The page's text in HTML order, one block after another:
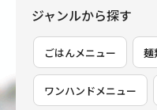
ジャンルから探す
ごはんメニュー 麺
ワンハンドメニュー